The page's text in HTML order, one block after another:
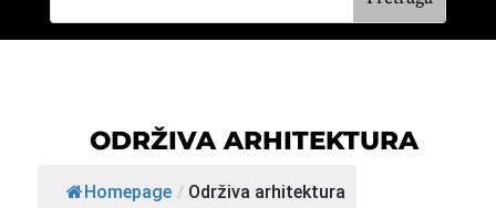
ODRŽIVA ARHITEKTURA
Homepage / Održiva arhitektura